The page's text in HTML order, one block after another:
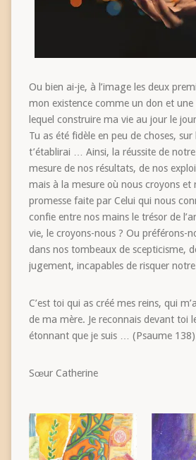
Ou bien ai-je, à l’image les deux
mon existence comme un don et une
lequel construire ma vie au jour le
Tu as été fidèle en peu de choses,
t’établirai … Ainsi, la réussite de notre
mesure de nos résultats, de nos
mais à la mesure où nous croyons et
promesse faite par Celui qui nous
confie entre nos mains le trésor de
vie, le croyons-nous ? Ou préférons-
dans nos tombeaux de scepticisme,
jugement, incapables de risquer notre
C’est toi qui as créé mes reins, qui
de ma mère. Je reconnais devant toi
étonnant que je suis … (Psaume
Sœur Catherine